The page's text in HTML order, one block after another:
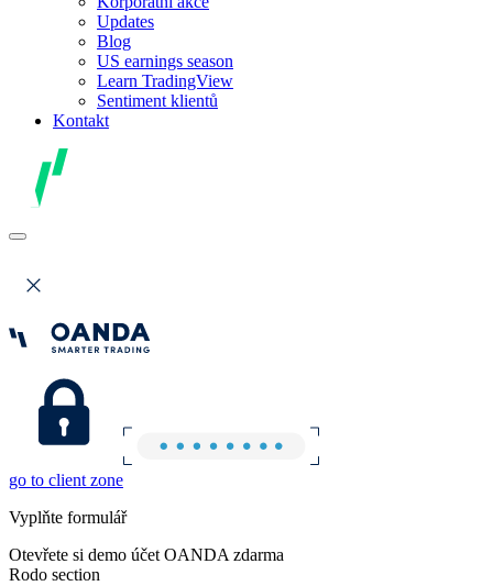
Updates
Blog
US earnings season
Learn TradingView
Sentiment klientů
Kontakt
go to client zone
Vyplňte formulář
Otevřete si demo účet OANDA zdarma
Rodo section